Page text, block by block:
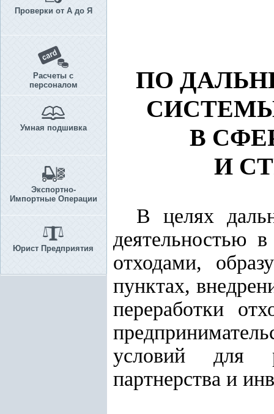
Проверки от А до Я
Расчеты с
персоналом
Умная подшивка
Экспортно-
Импортные Операции
Юрист Предприятия
ПО
В
И
В целях
деятельностью
отходами,
пунктах,
переработки
условий для
партнерства и